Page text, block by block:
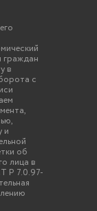
граждан
в
с
и
об
лица в
Р 7.0.97-